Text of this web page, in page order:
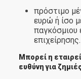
πρόστιμο
ευρώ ή ίσο
παγκόσμιου
επιχείρησης.
Μπορεί η
ευθύνη για